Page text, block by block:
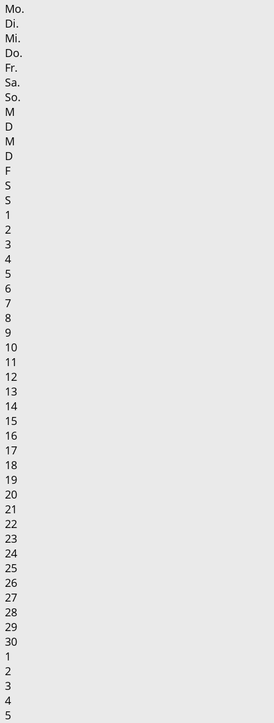
Mo.
Di.
Mi.
Do.
Fr.
Sa.
So.
M
D
M
D
F
S
S
1
2
3
4
5
6
7
8
9
10
11
12
13
14
15
16
17
18
19
20
21
22
23
24
25
26
27
28
29
30
1
2
3
4
5